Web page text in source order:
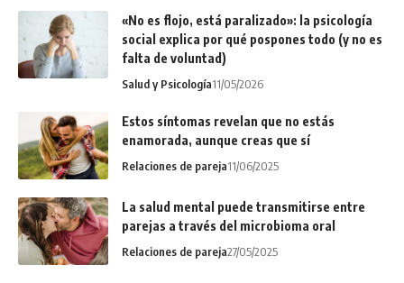
«No es flojo, está paralizado»: la psicología
social explica por qué pospones todo (y no es
falta de voluntad)
Salud y Psicología11/05/2026
Estos síntomas revelan que no estás
enamorada, aunque creas que sí
Relaciones de pareja11/06/2025
La salud mental puede transmitirse entre
parejas a través del microbioma oral
Relaciones de pareja27/05/2025